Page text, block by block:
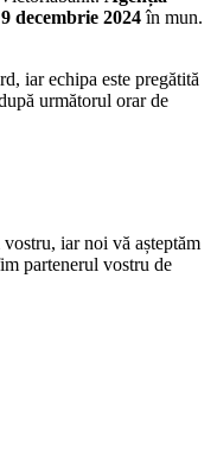
9 decembrie 2024în mun.
iar echipa este pregătită
următorul orar de
iar noi vă așteptăm
partenerul vostru de